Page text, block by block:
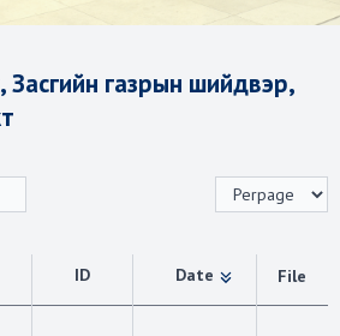
газрын шийдвэр,
ID Date File